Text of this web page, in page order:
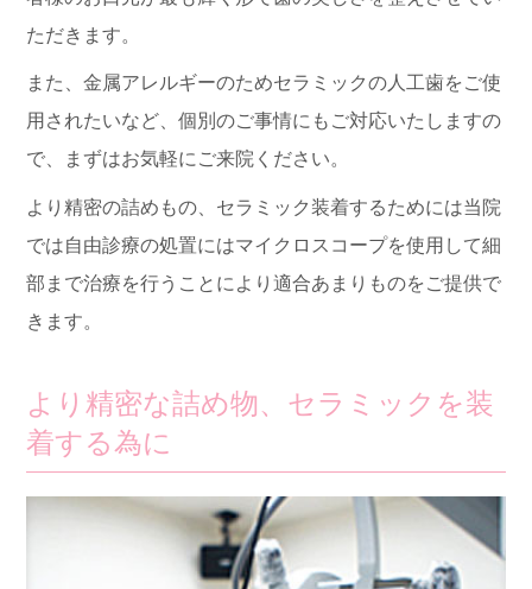
ただきます。
また、金属アレルギーのためセラミックの人工歯をご使
用されたいなど、個別のご事情にもご対応いたしますの
で、まずはお気軽にご来院ください。
より精密の詰めもの、セラミック装着するためには当院
では自由診療の処置にはマイクロスコープを使用して細
部まで治療を行うことにより適合あまりものをご提供で
きます。
より精密な詰め物、セラミックを装
着する為に